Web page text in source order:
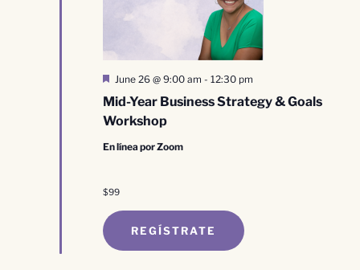
Mid-Year Business Strategy & Goals
Workshop
Destacado
June 26 @ 9:00 am - 12:30 pm
En línea por Zoom
$99
REGÍSTRATE